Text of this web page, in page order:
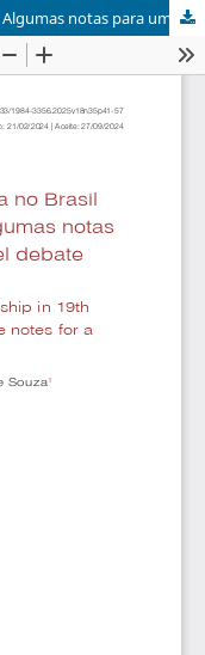
Teatro e Censura no Brasil Oitocentista: Algumas notas para um possível debate